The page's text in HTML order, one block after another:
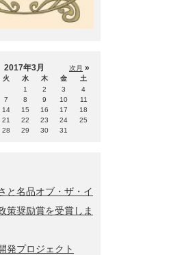
次月 »
2017年3月
火 水 木 金
土
1
2 3
4
7 8 9 10
11
14 15 16 17
18
21 22 23 24
25
28 29 30 31
と名品オブ・ザ・イ
策奨励賞を受賞しま
発プロジェクト